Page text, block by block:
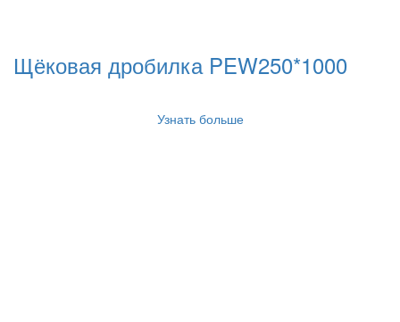
Щёковая дробилка PEW250*1000
Узнать больше